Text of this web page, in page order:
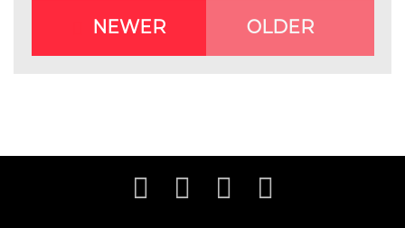
NEWER OLDER